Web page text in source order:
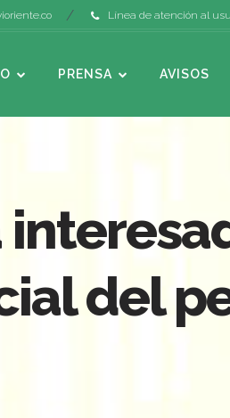
Línea de atención al
PRENSA AVISOS
del